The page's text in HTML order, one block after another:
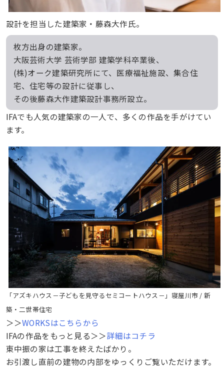
設計を担当した建築家・藤森大作氏。
枚方出身の建築家。
大阪芸術大学 芸術学部 建築学科卒業後、
(株)オーク建築研究所にて、医療福祉施設、集合住
宅、住宅等の設計に従事し、
その後藤森大作建築設計事務所設立。
IFAでも人気の建築家の一人で、多くの作品を手がけてい
ます。
「アズキハウス－子どもを見守るセミコートハウス－」寝屋川市 / 新
築・二世帯住宅
＞＞WORKSはこちらから
IFAの作品をもっと見る＞＞詳細はコチラ
東中振の家は工事を終えたばかり。
お引渡し直前の建物の内部をゆっくりご覧いただけます。